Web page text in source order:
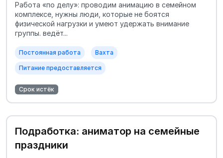
Работа «по делу»: проводим анимацию в семейном
комплексе, нужны люди, которые не боятся
физической нагрузки и умеют удержать внимание
группы. ведёт...
Постоянная работа Вахта
Питание предоставляется
Срок истёк
Подработка: аниматор на семейные
праздники